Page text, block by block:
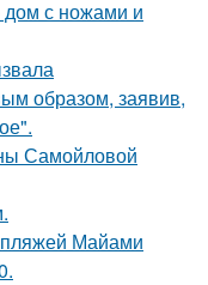
дом с ножами и
образом, заявив,
Самойловой
пляжей Майами